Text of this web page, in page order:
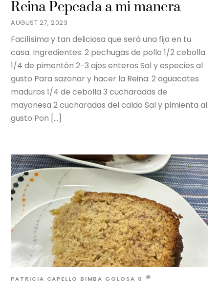
AUGUST 27, 2023
Reina Pepeada a mi manera
Facilísima y tan deliciosa que será una fija en tu
casa. Ingredientes: 2 pechugas de pollo 1/2 cebolla
1/4 de pimentón 2-3 ajos enteros Sal y especies al
gusto Para sazonar y hacer la Reina: 2 aguacates
maduros 1/4 de cebolla 3 cucharadas de
mayonesa 2 cucharadas del caldo Sal y pimienta al
gusto Pon […]
PATRICIA CAPELLO BIMBA GOLOSA 0